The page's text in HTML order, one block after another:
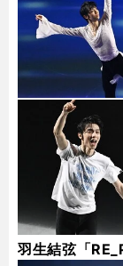
羽生結弦「